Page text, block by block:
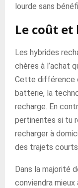
lourde sans
Le coût et
Les hybrides
chères à l’achat
Cette différence
batterie, la
recharge. En
pertinentes si tu
recharger à
des trajets
Dans la majorité
conviendra mieux